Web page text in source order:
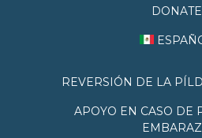
DONATE
REVERSIÓN DE LA
APOYO EN CASO DE